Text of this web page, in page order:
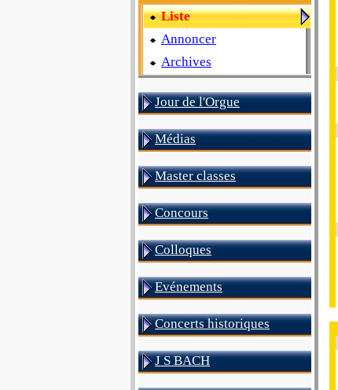
Liste
Annoncer
Archives
Jour de l'Orgue
Médias
Master classes
Concours
Colloques
Evénements
Concerts historiques
J S BACH